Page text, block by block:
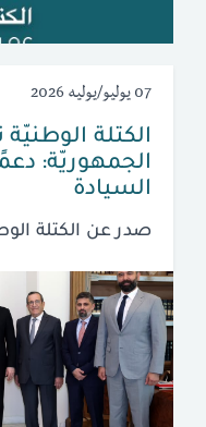
07 يوليو/يوليه 2026
الكتلة
الجمهوريّة:
السيادة
صدر عن الكتلة